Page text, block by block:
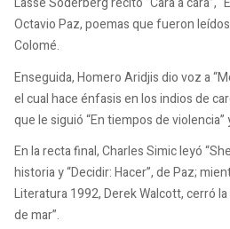
Octavio Paz, poemas que fueron
Colomé.
Enseguida, Homero Aridjis dio voz a
el cual hace énfasis en los indios de
que le siguió “En tiempos de violencia”
En la recta final, Charles Simic leyó
historia y “Decidir: Hacer”, de Paz;
Literatura 1992, Derek Walcott, cerró la
de mar”.